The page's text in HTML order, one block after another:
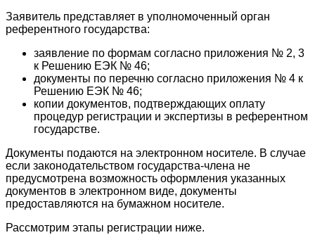
Заявитель представляет в уполномоченный орган
референтного государства:
заявление по формам согласно приложения № 2, 3
к Решению ЕЭК № 46;
документы по перечню согласно приложения № 4 к
Решению ЕЭК № 46;
копии документов, подтверждающих оплату
процедур регистрации и экспертизы в референтном
государстве.
Документы подаются на электронном носителе. В случае
если законодательством государства-члена не
предусмотрена возможность оформления указанных
документов в электронном виде, документы
предоставляются на бумажном носителе.
Рассмотрим этапы регистрации ниже.